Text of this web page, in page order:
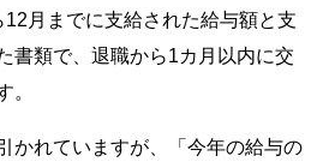
月までに支給された給与額と支
書類で、退職から1カ月以内に交
。
かれていますが、「今年の給与の